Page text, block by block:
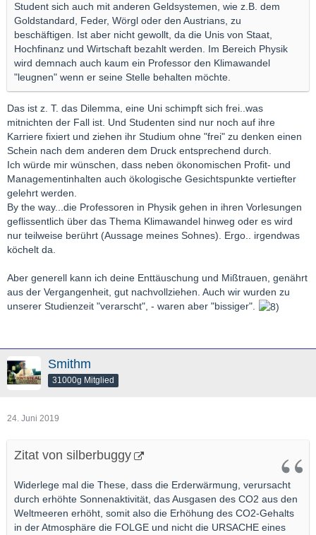
Student sich auch mit anderen Geldsystemen, wie z.B. dem
Goldstandard, Feder, Wörgl oder den Austrians, zu
beschäftigen. Ist aber nicht gewollt, da die Unis von Staat,
Hochfinanz und Wirtschaft bezahlt werden. Im Bereich Physik
wird demnach auch kaum ein Professor den Klimawandel
"leugnen" wenn er seine Stelle behalten möchte.
Das ist z. T. das Dilemma, eine Uni schimpft sich frei..was
mitnichten der Fall ist. Und Studenten sind nur noch auf ihre
Karriere fixiert und ziehen ihr Studium ohne "frei" zu denken einen
Schein nach dem anderen dem Druck entsprechend durch.
Ich würde mir wünschen, dass neben ökonomischen Profit- und
Managementinhalten auch ökologische Gesichtspunkte vertiefter
gelehrt werden.
By the way...die Professoren in Physik gehen in ihren Vorlesungen
geflissentlich über das Thema Klimawandel hinweg oder es wird
nur teilweise berührt (Aussage meines Sohnes). Ergo.. irgendwas
köchelt da.
Aber generell kann ich deine Enttäuschung und Mißtrauen, genährt
aus der Vergangenheit, gut nachvollziehen. Auch wir wurden zu
unserer Studienzeit "verarscht", - waren aber "bissiger".
Smithm
31000g Mitglied
24. Juni 2019
Zitat von silberbuggy
Widerlege mal die These, dass die Erderwärmung, verursacht
durch erhöhte Sonnenaktivität, das Ausgasen des CO2 aus den
Weltmeeren erhöht, somit also die Erhöhung des CO2-Gehalts
in der Atmosphäre die FOLGE und nicht die URSACHE eines